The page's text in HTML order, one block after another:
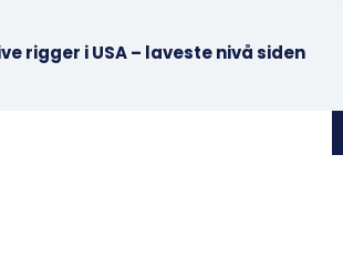
rigger i USA – laveste nivå siden